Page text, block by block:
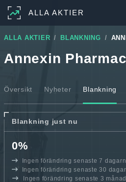
ALLA AKTIER
ALLA AKTIER BLANKNING
Annexin
Översikt Nyheter Blankning
Blankning just nu
0%
Ingen förändring senaste 7
Ingen förändring senaste 30
Ingen förändring senaste 3